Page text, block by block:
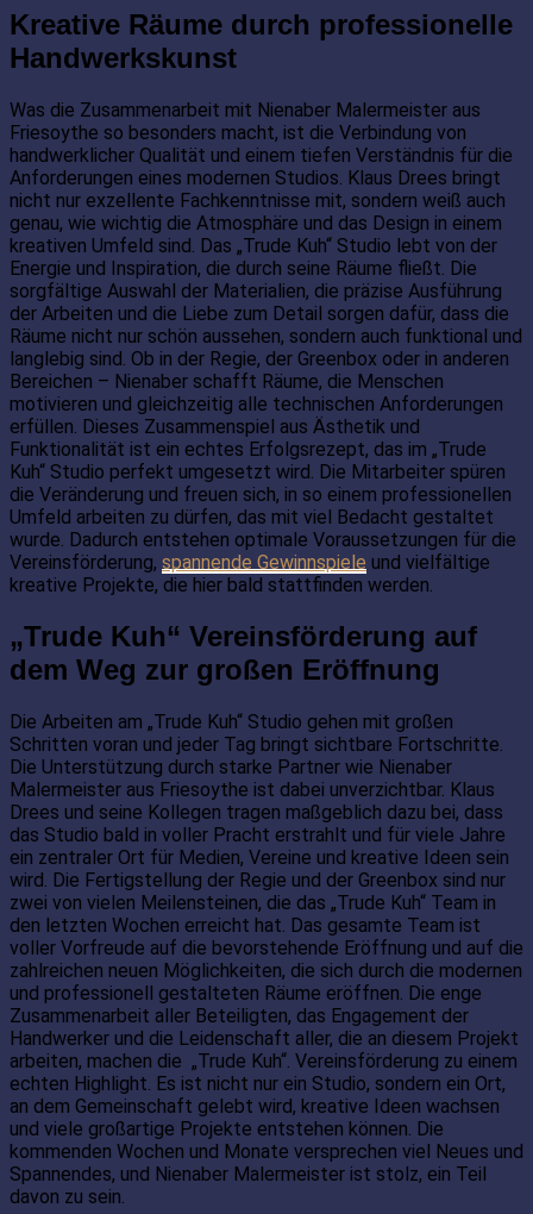
Kreative Räume durch professionelle
Handwerkskunst
Was die Zusammenarbeit mit Nienaber Malermeister aus
Friesoythe so besonders macht, ist die Verbindung von
handwerklicher Qualität und einem tiefen Verständnis für die
Anforderungen eines modernen Studios. Klaus Drees bringt
nicht nur exzellente Fachkenntnisse mit, sondern weiß auch
genau, wie wichtig die Atmosphäre und das Design in einem
kreativen Umfeld sind. Das „Trude Kuh“ Studio lebt von der
Energie und Inspiration, die durch seine Räume fließt. Die
sorgfältige Auswahl der Materialien, die präzise Ausführung
der Arbeiten und die Liebe zum Detail sorgen dafür, dass die
Räume nicht nur schön aussehen, sondern auch funktional und
langlebig sind. Ob in der Regie, der Greenbox oder in anderen
Bereichen – Nienaber schafft Räume, die Menschen
motivieren und gleichzeitig alle technischen Anforderungen
erfüllen. Dieses Zusammenspiel aus Ästhetik und
Funktionalität ist ein echtes Erfolgsrezept, das im „Trude
Kuh“ Studio perfekt umgesetzt wird. Die Mitarbeiter spüren
die Veränderung und freuen sich, in so einem professionellen
Umfeld arbeiten zu dürfen, das mit viel Bedacht gestaltet
wurde. Dadurch entstehen optimale Voraussetzungen für die
Vereinsförderung, spannende Gewinnspiele und vielfältige
kreative Projekte, die hier bald stattfinden werden.
„Trude Kuh“ Vereinsförderung auf
dem Weg zur großen Eröffnung
Die Arbeiten am „Trude Kuh“ Studio gehen mit großen
Schritten voran und jeder Tag bringt sichtbare Fortschritte.
Die Unterstützung durch starke Partner wie Nienaber
Malermeister aus Friesoythe ist dabei unverzichtbar. Klaus
Drees und seine Kollegen tragen maßgeblich dazu bei, dass
das Studio bald in voller Pracht erstrahlt und für viele Jahre
ein zentraler Ort für Medien, Vereine und kreative Ideen sein
wird. Die Fertigstellung der Regie und der Greenbox sind nur
zwei von vielen Meilensteinen, die das „Trude Kuh“ Team in
den letzten Wochen erreicht hat. Das gesamte Team ist
voller Vorfreude auf die bevorstehende Eröffnung und auf die
zahlreichen neuen Möglichkeiten, die sich durch die modernen
und professionell gestalteten Räume eröffnen. Die enge
Zusammenarbeit aller Beteiligten, das Engagement der
Handwerker und die Leidenschaft aller, die an diesem Projekt
arbeiten, machen die „Trude Kuh“. Vereinsförderung zu einem
echten Highlight. Es ist nicht nur ein Studio, sondern ein Ort,
an dem Gemeinschaft gelebt wird, kreative Ideen wachsen
und viele großartige Projekte entstehen können. Die
kommenden Wochen und Monate versprechen viel Neues und
Spannendes, und Nienaber Malermeister ist stolz, ein Teil
davon zu sein.